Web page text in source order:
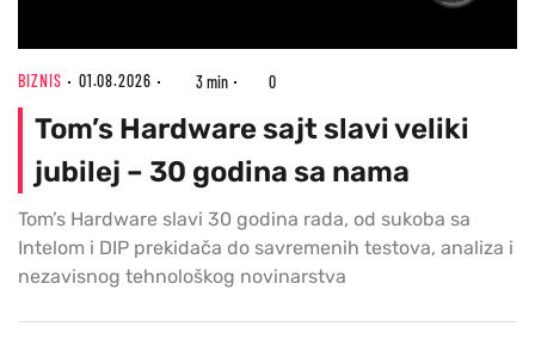
BIZNIS 01.08.2026 3 min 0
Tom’s Hardware sajt slavi veliki
jubilej – 30 godina sa nama
Tom’s Hardware slavi 30 godina rada, od sukoba sa
Intelom i DIP prekidača do savremenih testova, analiza i
nezavisnog tehnološkog novinarstva